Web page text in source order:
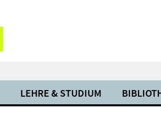
LEHRE & STUDIUM